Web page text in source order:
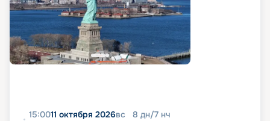
15:0011 октября 2026вс 8 дн/7 нч